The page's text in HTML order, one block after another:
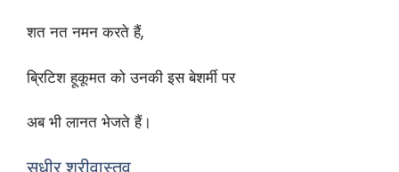
शत नत नमन करते हैं,
ब्रिटिश हूकूमत को उनकी इस बेशर्मी पर
अब भी लानत भेजते हैं।